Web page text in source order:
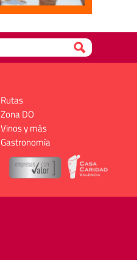
Rutas
Zona DO
Vinos y más
Gastronomía